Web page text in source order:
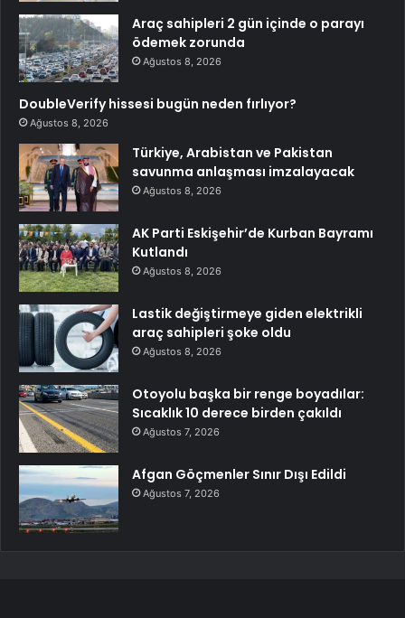
Araç sahipleri 2 gün içinde o parayı
ödemek zorunda
Ağustos 8, 2026
DoubleVerify hissesi bugün neden fırlıyor?
Ağustos 8, 2026
Türkiye, Arabistan ve Pakistan
savunma anlaşması imzalayacak
Ağustos 8, 2026
AK Parti Eskişehir’de Kurban Bayramı
Kutlandı
Ağustos 8, 2026
Lastik değiştirmeye giden elektrikli
araç sahipleri şoke oldu
Ağustos 8, 2026
Otoyolu başka bir renge boyadılar:
Sıcaklık 10 derece birden çakıldı
Ağustos 7, 2026
Afgan Göçmenler Sınır Dışı Edildi
Ağustos 7, 2026